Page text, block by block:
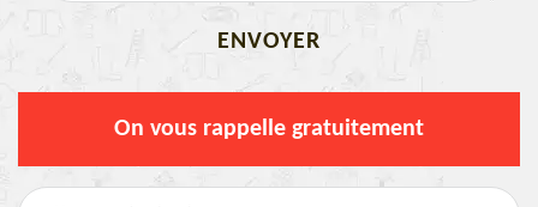
On vous rappelle gratuitement